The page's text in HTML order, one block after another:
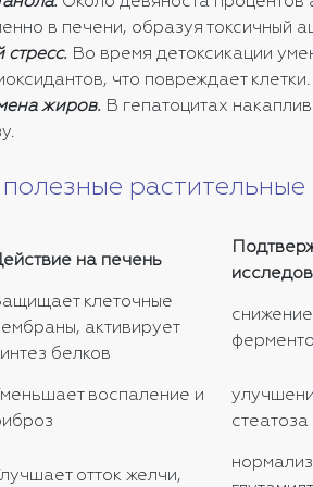
в печени, образуя токсичный
Во время детоксикации
что повреждает клетки.
жиров. В гепатоцитах
на печень
клеточные
активирует
белков
воспаление и
стеатоза
отток желчи,